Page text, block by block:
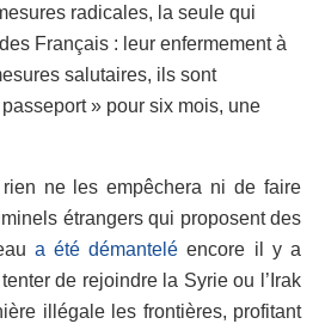
radicales, la seule qui
Français : leur enfermement à
salutaires, ils sont
» pour six mois, une
ne les empêchera ni de faire
étrangers qui proposent des
a été démantelé encore il y a
de rejoindre la Syrie ou l’Irak
illégale les frontières, profitant